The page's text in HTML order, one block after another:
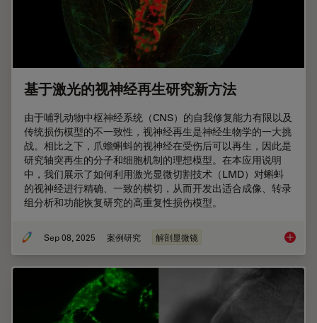
基于激光的视神经再生研究新方法
由于哺乳动物中枢神经系统（CNS）的自我修复能力有限以及
传统损伤模型的不一致性，视神经再生是神经生物学的一大挑
战。相比之下，爪蟾蝌蚪的视神经在受伤后可以再生，因此是
研究轴突再生的分子和细胞机制的理想模型。在本应用说明
中，我们展示了如何利用激光显微切割技术（LMD）对蝌蚪
的视神经进行精确、一致的横切，从而开发出适合成像、转录
组分析和功能恢复研究的高重复性损伤模型。
Sep 08, 2025 案例研究 解剖显微镜 基于激